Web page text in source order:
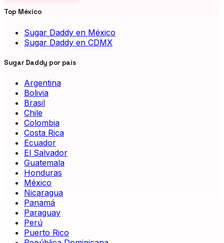
Top México
Sugar Daddy en México
Sugar Daddy en CDMX
Sugar Daddy por país
Argentina
Bolivia
Brasil
Chile
Colombia
Costa Rica
Ecuador
El Salvador
Guatemala
Honduras
México
Nicaragua
Panamá
Paraguay
Perú
Puerto Rico